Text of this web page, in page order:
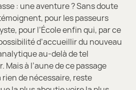
: une aventure ? Sans doute
pour les passeurs
pour l’École enfin qui, par ce
d’accueillir du nouveau
au-delà de tel
à l’aune de ce passage
rien de nécessaire, reste